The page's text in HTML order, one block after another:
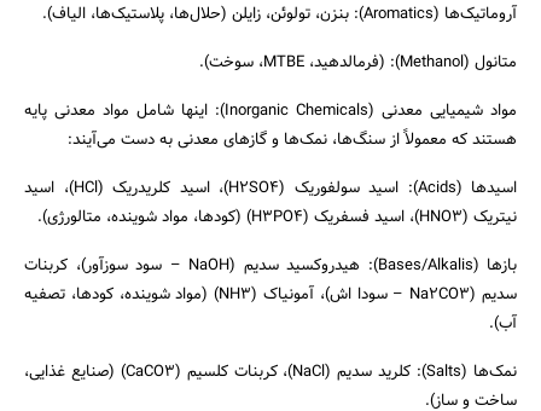
آروماتیک‌ها (Aromatics): بنزن، تولوئن، زایلن (حلال‌ها، پلاستیک‌ها، الیاف).
متانول (Methanol): (فرمالدهید، MTBE، سوخت).
مواد شیمیایی معدنی (Inorganic Chemicals): اینها شامل مواد معدنی پایه
هستند که معمولاً از سنگ‌ها، نمک‌ها و گازهای معدنی به دست می‌آیند:
اسیدها (Acids): اسید سولفوریک (H2SO4)، اسید کلریدریک (HCl)، اسید
نیتریک (HNO3)، اسید فسفریک (H3PO4) (کودها، مواد شوینده، متالورژی).
بازها (Bases/Alkalis): هیدروکسید سدیم (NaOH – سود سوزآور)، کربنات
سدیم (Na2CO3 – سودا اش)، آمونیاک (NH3) (مواد شوینده، کودها، تصفیه
آب).
نمک‌ها (Salts): کلرید سدیم (NaCl)، کربنات کلسیم (CaCO3) (صنایع غذایی،
ساخت و ساز).